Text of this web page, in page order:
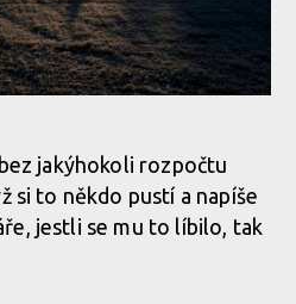
a trocha obyčejného trailovýho
jakýhokoli rozpočtu
si to někdo pustí a napíše
jestli se mu to líbilo, tak